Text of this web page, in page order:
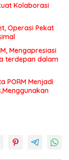
Kolaborasi
Operasi Pekat
Mengapresiasi
terdepan dalam
PORM Menjadi